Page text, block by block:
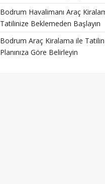
Bodrum Havalimanı Araç
Tatilinize Beklemeden Başlayın
Bodrum Araç Kiralama ile
Planınıza Göre Belirleyin